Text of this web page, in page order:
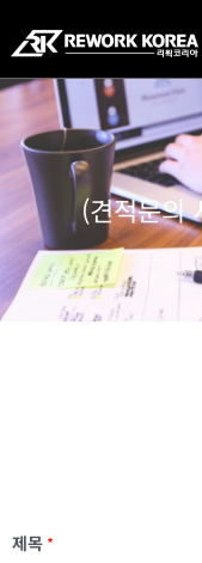
(견적문의
제목 *